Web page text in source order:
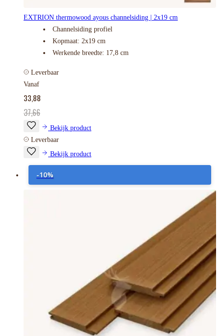
EXTRION thermowood ayous channelsiding | 2x19 cm
Channelsiding profiel
Kopmaat: 2x19 cm
Werkende breedte: 17,8 cm
Leverbaar
Vanaf
33,88
37,66
Bekijk product
Leverbaar
Bekijk product
-10%